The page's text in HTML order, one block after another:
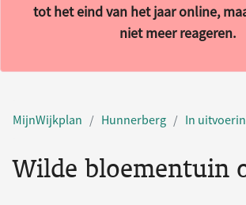
tot het eind van het jaar online,
niet meer reageren.
MijnWijkplan Hunnerberg In
Wilde bloementuin